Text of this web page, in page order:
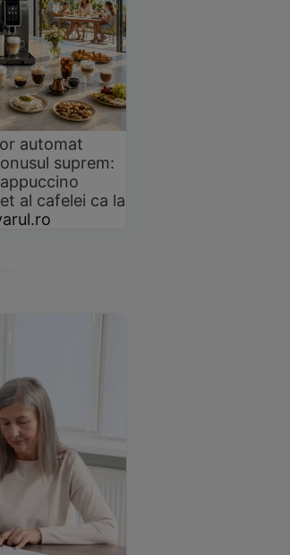
automat
suprem:
al cafelei ca la